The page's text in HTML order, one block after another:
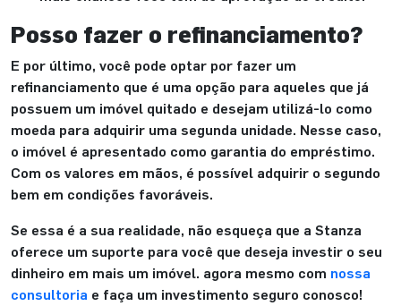
Posso fazer o refinanciamento?
E por último, você pode optar por fazer um
refinanciamento que é uma opção para aqueles que já
possuem um imóvel quitado e desejam utilizá-lo como
moeda para adquirir uma segunda unidade. Nesse caso,
o imóvel é apresentado como garantia do empréstimo.
Com os valores em mãos, é possível adquirir o segundo
bem em condições favoráveis.
Se essa é a sua realidade, não esqueça que a Stanza
oferece um suporte para você que deseja investir o seu
dinheiro em mais um imóvel. agora mesmo com nossa
consultoria e faça um investimento seguro conosco!